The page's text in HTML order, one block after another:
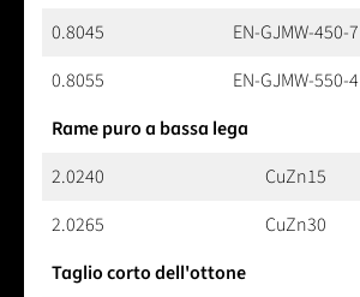
0.8045
EN-GJMW-450-7
0.8055
EN-GJMW-550-4
Rame puro a bassa lega
2.0240
CuZn15
2.0265
CuZn30
Taglio corto dell'ottone